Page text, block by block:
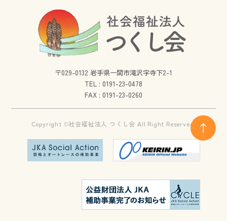
〒029-0132 岩手県一関市滝沢字寺下2-1
TEL : 0191-23-0478
FAX : 0191-23-0260
Copyright ©社会福祉法人 つくし会 All Right Reserved.